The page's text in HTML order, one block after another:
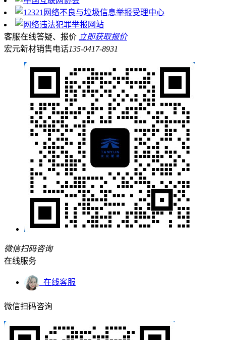
客服在线答疑、报价 立即获取报价
宏元新材销售电话135-0417-8931
微信扫码咨询
在线服务
在线客服
微信扫码咨询